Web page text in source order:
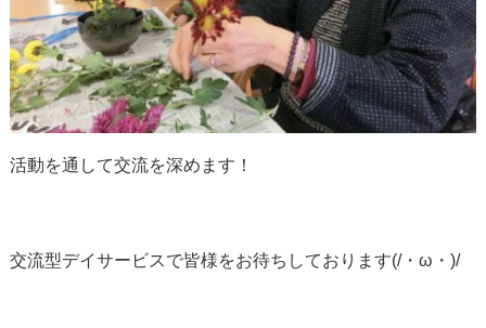
活動を通して交流を深めます！
交流型デイサービスで皆様をお待ちしております(/・ω・)/